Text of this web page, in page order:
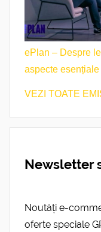
ePlan – Despre
aspecte
VEZI TOATE
Newsletter
Noutăți e-
oferte speciale